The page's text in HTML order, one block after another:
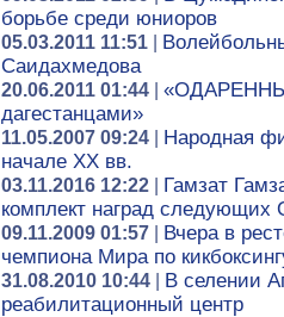
борьбе среди юниоров
05.03.2011 11:51
Саидахмедова
20.06.2011 01:44
дагестанцами»
11.05.2007 09:24
Народная
начале XX вв.
03.11.2016 12:22
Гамзат
комплект наград следующих
09.11.2009 01:57
Вчера в
чемпиона Мира по
31.08.2010 10:44
В селении
реабилитационный центр